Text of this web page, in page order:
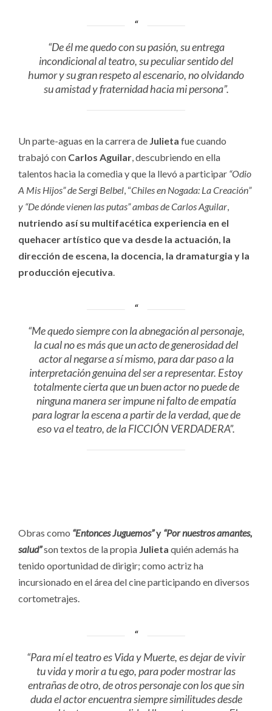
“De él me quedo con su pasión, su entrega
incondicional al teatro, su peculiar sentido del
humor y su gran respeto al escenario, no olvidando
su amistad y fraternidad hacia mi persona”.
Un parte-aguas en la carrera de Julieta fue cuando
trabajó con Carlos Aguilar, descubriendo en ella
talentos hacia la comedia y que la llevó a participar “Odio
A Mis Hijos” de Sergi Belbel, “Chiles en Nogada: La Creación”
y “De dónde vienen las putas” ambas de Carlos Aguilar,
nutriendo así su multifacética experiencia en el
quehacer artístico que va desde la actuación, la
dirección de escena, la docencia, la dramaturgia y la
producción ejecutiva.
“Me quedo siempre con la abnegación al personaje,
la cual no es más que un acto de generosidad del
actor al negarse a sí mismo, para dar paso a la
interpretación genuina del ser a representar. Estoy
totalmente cierta que un buen actor no puede de
ninguna manera ser impune ni falto de empatía
para lograr la escena a partir de la verdad, que de
eso va el teatro, de la FICCIÓN VERDADERA”.
Obras como “Entonces Juguemos”y “Por nuestros amantes,
salud”son textos de la propia Julieta quién además ha
tenido oportunidad de dirigir; como actriz ha
incursionado en el área del cine participando en diversos
cortometrajes.
“Para mí el teatro es Vida y Muerte, es dejar de vivir
tu vida y morir a tu ego, para poder mostrar las
entrañas de otro, de otros personaje con los que sin
duda el actor encuentra siempre similitudes desde